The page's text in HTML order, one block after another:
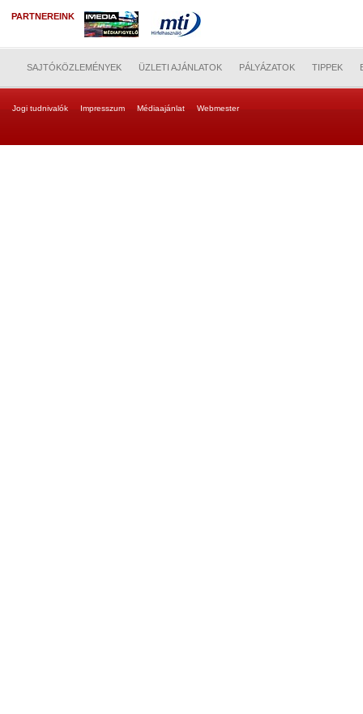
PARTNEREINK
SAJTÓKÖZLEMÉNYEK ÜZLETI AJÁNLATOK PÁLYÁZATOK TIPPEK
Jogi tudnivalók Impresszum Médiaajánlat Webmester